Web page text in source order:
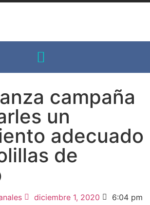
campaña
un
adecuado
de
diciembre 1, 2020 6:04 pm